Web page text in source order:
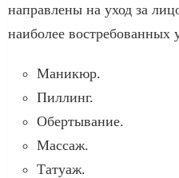
направлены на уход за
наиболее востребованных
Маникюр.
Пиллинг.
Обертывание.
Массаж.
Татуаж.